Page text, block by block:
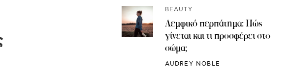
BEAUTY
Λεμφικό περπάτημα: Πώς
γίνεται και τι προσφέρει στο
σώμα;
AUDREY NOBLE